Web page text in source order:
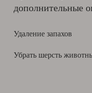
дополнительные
Удаление запахов
Убрать шерсть